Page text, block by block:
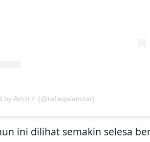
by Amzi ⚡️ (@rafieqalamzar)
ini dilihat semakin selesa